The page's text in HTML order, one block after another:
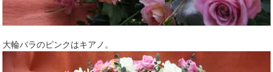
大輪バラのピンクはキアノ。